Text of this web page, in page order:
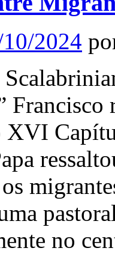
2024
Francisco
XVI
no